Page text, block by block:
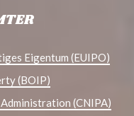
Eigentum (EUIPO)
(BOIP)
(CNIPA)